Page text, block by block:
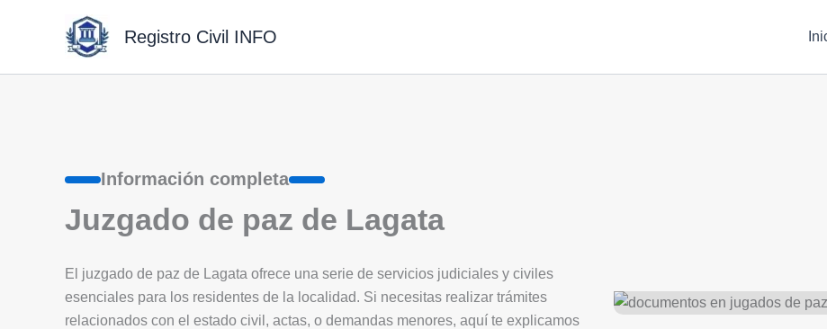
Registro Civil INFO
Información completa
Juzgado de paz de Lagata
El juzgado de paz de Lagata ofrece una serie de servicios judiciales y civiles
esenciales para los residentes de la localidad. Si necesitas realizar trámites
relacionados con el estado civil, actas, o demandas menores, aquí te explicamos